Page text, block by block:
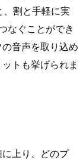
割と手軽に実
なぐことができ
の音声を取り込め
トも挙げられま
上り、どのプ